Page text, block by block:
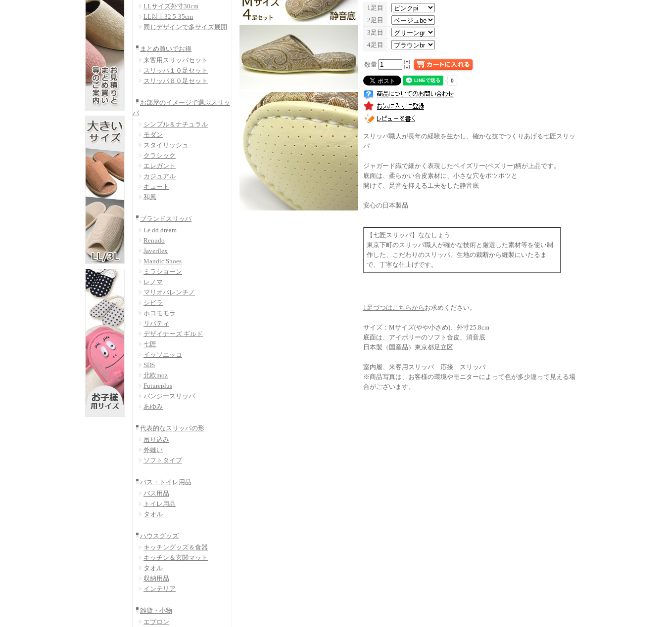
LLサイズ外寸30cm
LL以上32.5-35cm
同じデザインで多サイズ展開
まとめ買いでお得
来客用スリッパセット
スリッパ１０足セット
スリッパ６０足セット
お部屋のイメージで選ぶスリッ
パ
シンプル＆ナチュラル
モダン
スタイリッシュ
クラシック
エレガント
カジュアル
キュート
和風
ブランドスリッパ
Le dd dream
Renudo
Javerflex
Mandic Shoes
ミラショーン
レノマ
マリオバレンチノ
シビラ
ホコモモラ
リバティ
デザイナーズ ギルド
七匠
イッソエッコ
SDS
北欧moz
Futureplus
パンジースリッパ
あゆみ
代表的なスリッパの形
吊り込み
外縫い
ソフトタイプ
バス・トイレ用品
バス用品
トイレ用品
タオル
ハウスグッズ
キッチングッズ＆食器
キッチン＆玄関マット
タオル
収納用品
インテリア
雑貨・小物
エプロン
1足目
2足目
3足目
4足目
数量
スリッパ職人が長年の経験を生かし、確かな技でつくりあげる七匠スリッ
パ
ジャガード織で細かく表現したペイズリー(ペズリー)柄が上品です。
底面は、柔らかい合皮素材に、小さな穴をポツポツと
開けて、足音を抑える工夫をした静音底
安心の日本製品
【七匠スリッパ】ななしょう
東京下町のスリッパ職人が確かな技術と厳選した素材等を使い制
作した、こだわりのスリッパ。生地の裁断から縫製にいたるま
で、丁寧な仕上げです。
1足づつはこちらから お求めください。
サイズ：Mサイズ(やや小さめ)、外寸25.8cm
底面は、アイボリーのソフト合皮、消音底
日本製（国産品）東京都足立区
室内履、来客用スリッパ 応接 スリッパ
※商品写真は、お客様の環境やモニターによって色が多少違って見える場
合がございます。